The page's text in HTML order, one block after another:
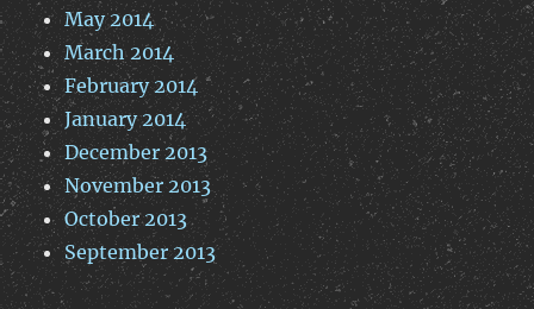
May 2014
March 2014
February 2014
January 2014
December 2013
November 2013
October 2013
September 2013